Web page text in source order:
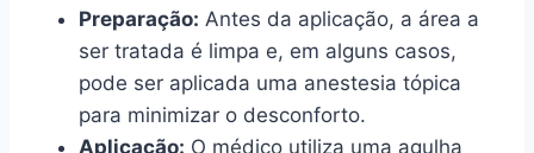
Preparação: Antes da aplicação, a área a
ser tratada é limpa e, em alguns casos,
pode ser aplicada uma anestesia tópica
para minimizar o desconforto.
Aplicação: O médico utiliza uma agulha